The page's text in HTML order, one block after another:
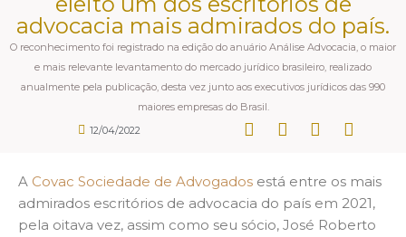
advocacia mais admirados do país.
O reconhecimento foi registrado na edição do anuário Análise Advocacia, o maior
e mais relevante levantamento do mercado jurídico brasileiro, realizado
anualmente pela publicação, desta vez junto aos executivos jurídicos das 990
maiores empresas do Brasil.
12/04/2022
A Covac Sociedade de Advogados está entre os mais
admirados escritórios de advocacia do país em 2021,
pela oitava vez, assim como seu sócio, José Roberto